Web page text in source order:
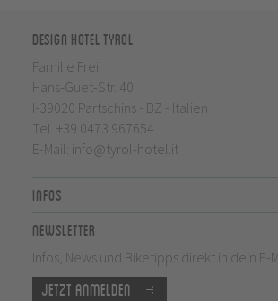
Design Hotel Tyrol
Familie Frei
Hans-Guet-Str. 40
I-39020 Partschins - BZ - Italien
Tel. +39 0473 967654
E-Mail: info@tyrol-hotel.it
Infos
Newsletter
Infos, News und Biketipps direkt in dein E-
Jetzt anmelden